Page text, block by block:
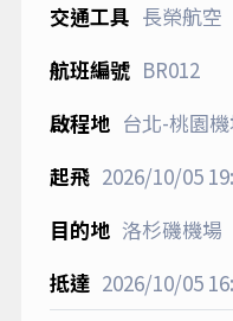
長榮航空
BR012
台北-桃園
2026/10/05
洛杉磯機場
2026/10/05